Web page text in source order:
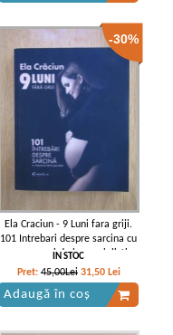
-30%
Ela Craciun - 9 Luni fara griji.
101 Intrebari despre sarcina cu
raspunsuri de la specialisti
IN STOC
Pret: 45,00Lei 31,50 Lei
Adaugă în coș